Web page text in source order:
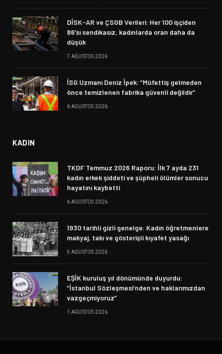
DİSK-AR ve ÇSGB Verileri: Her 100 işçiden
86’sı sendikasız, kadınlarda oran daha da
düşük
7 AĞUSTOS 2026
İSG Uzmanı Deniz İpek: “Müfettiş gelmeden
önce temizlenen fabrika güvenli değildir”
6 AĞUSTOS 2026
KADIN
TKDF Temmuz 2026 Raporu: İlk 7 ayda 231
kadın erkek şiddeti ve şüpheli ölümler sonucu
hayatını kaybetti
6 AĞUSTOS 2026
1930 tarihli gizli genelge: Kadın öğretmenlere
makyaj, takı ve gösterişli kıyafet yasağı
5 AĞUSTOS 2026
EŞİK kuruluş yıl dönümünde duyurdu:
“İstanbul Sözleşmesi’nden ve haklarımızdan
vazgeçmiyoruz”
1 AĞUSTOS 2026